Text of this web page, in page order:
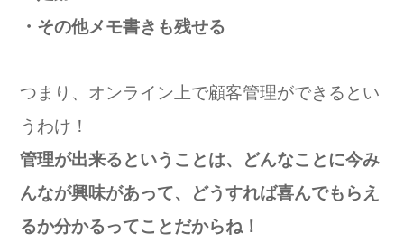
・その他メモ書きも残せる
つまり、オンライン上で顧客管理ができるとい
うわけ！
管理が出来るということは、どんなことに今み
んなが興味があって、どうすれば喜んでもらえ
るか分かるってことだからね！